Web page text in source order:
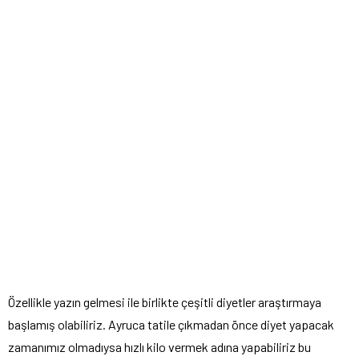
Özellikle yazın gelmesi ile birlikte çeşitli diyetler araştırmaya
başlamış olabiliriz. Ayruca tatile çıkmadan önce diyet yapacak
zamanımız olmadıysa hızlı kilo vermek adına yapabiliriz bu